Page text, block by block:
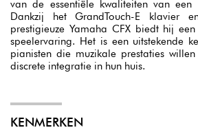
van de essentiële kwaliteiten van een
Dankzij het GrandTouch-E klavier
prestigieuze Yamaha CFX biedt hij
speelervaring. Het is een uitstekende
pianisten die muzikale prestaties
discrete integratie in hun huis.
KENMERKEN